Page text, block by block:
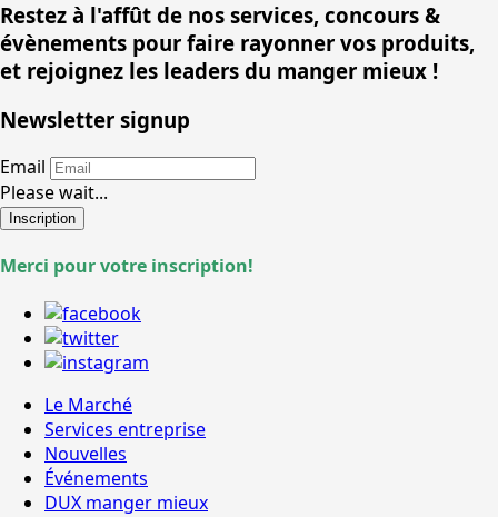
Restez à l'affût de nos services, concours &
évènements pour faire rayonner vos produits,
et rejoignez les leaders du manger mieux !
Newsletter signup
Email
Please wait...
Inscription
Merci pour votre inscription!
Le Marché
Services entreprise
Nouvelles
Événements
DUX manger mieux